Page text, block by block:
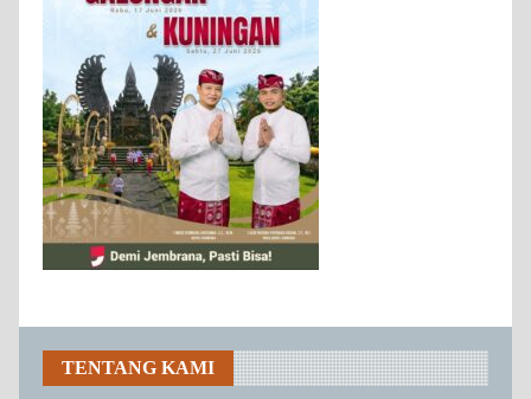
TENTANG KAMI